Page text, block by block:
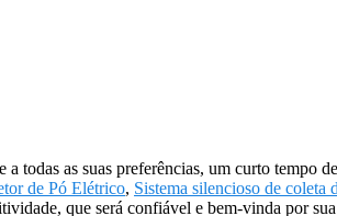
todas as suas preferências, um curto tempo
de Pó Elétrico, Sistema silencioso de coleta
que será confiável e bem-vinda por